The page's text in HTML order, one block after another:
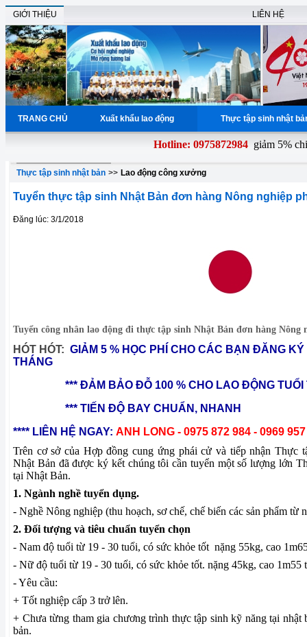
GIỚI THIỆU LIÊN HỆ
TRANG CHỦ Xuất khẩu lao động Thực tập sinh nhật
Hotline: 0975872984giảm 5% chi
Thực tập sinh nhật bản >> Lao động công xưởng
Tuyển thực tập sinh Nhật Bản đơn hàng Nông nghiệp
Đăng lúc: 3/1/2018
Tuyển công nhân lao động đi thực tập sinh Nhật Bản đơn hàng Nông
HÓT HÓT: GIẢM 5 % HỌC PHÍ CHO CÁC BẠN ĐĂNG
THÁNG
*** ĐẢM BẢO ĐỖ 100 % CHO LAO ĐỘNG TUỔI
*** TIẾN ĐỘ BAY CHUẨN, NHANH
**** LIÊN HỆ NGAY: ANH LONG - 0975 872 984 - 0969
Trên cơ sở của Hợp đồng cung ứng phái cử và tiếp nhận Thực
Nhật Bản đã được ký kết chúng tôi cần tuyển một số lượng lớn
tại Nhật Bản.
1. Ngành nghề tuyển dụng.
- Nghề Nông nghiệp (thu hoạch, sơ chế, chế biến các sản phẩm từ
2. Đối tượng và tiêu chuẩn tuyển chọn
- Nam độ tuổi từ 19 - 30 tuổi, có sức khỏe tốt nặng 55kg, cao
- Nữ độ tuổi từ 19 - 30 tuổi, có sức khỏe tốt. nặng 45kg, cao 1m55
- Yêu cầu:
+ Tốt nghiệp cấp 3 trở lên.
+ Chưa từng tham gia chương trình thực tập sinh kỹ năng tại nhật
bản.